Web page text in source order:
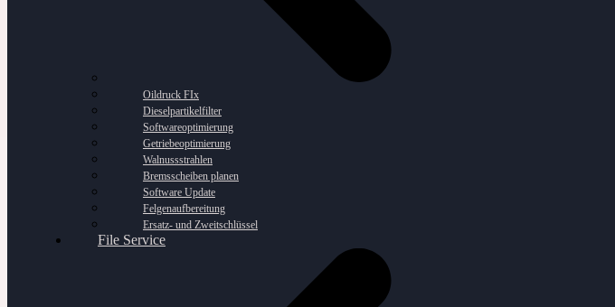
Oildruck FIx
Dieselpartikelfilter
Softwareoptimierung
Getriebeoptimierung
Walnussstrahlen
Bremsscheiben planen
Software Update
Felgenaufbereitung
Ersatz- und Zweitschlüssel
File Service